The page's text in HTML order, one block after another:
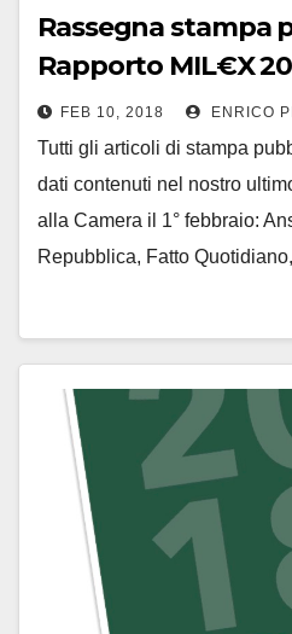
Rassegna stampa
Rapporto MIL€X
FEB 10, 2018 ENRICO
Tutti gli articoli di stampa
dati contenuti nel nostro
alla Camera il 1° febbraio:
Repubblica, Fatto